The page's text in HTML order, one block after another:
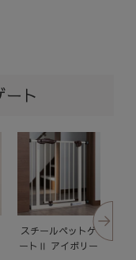
ート
木製ペットゲート
ナチュラル